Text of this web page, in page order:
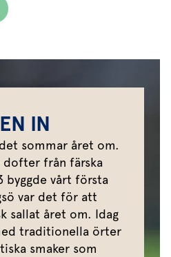
IN
sommar året om.
från färska
byggde vårt första
var det för att
sallat året om. Idag
traditionella örter
smaker som